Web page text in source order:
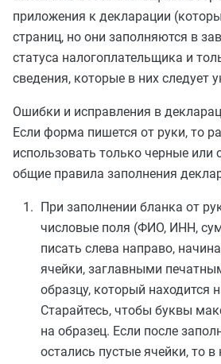
приложения к декларации
страниц, но они заполняются в
статуса налогоплательщика и
сведения, которые в них следует
Ошибки и исправления в
Если форма пишется от руки, то
использовать только черные или
общие правила заполнения
При заполнении бланка от
числовые поля (ФИО, ИНН,
писать слева направо,
ячейки, заглавными
образцу, который находится
Старайтесь, чтобы буквы
на образец. Если после
остались пустые ячейки, то в